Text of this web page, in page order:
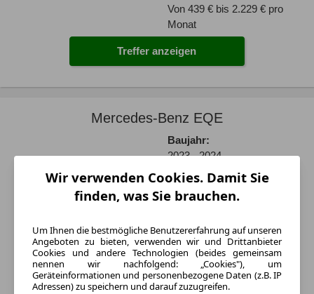
Von 439 € bis 2.229 € pro
Monat
Treffer anzeigen
Mercedes-Benz EQE
Baujahr:
2023 - 2024
Varianten:
Limousine und SUV
Elektro
Listenpreis:
Von 67.187 € bis 162.578 €
Monatliche Rate:
Wir verwenden Cookies. Damit Sie
finden, was Sie brauchen.
Um Ihnen die bestmögliche Benutzererfahrung auf unseren
Angeboten zu bieten, verwenden wir und Drittanbieter
Cookies und andere Technologien (beides gemeinsam
nennen wir nachfolgend: „Cookies"), um
Geräteinformationen und personenbezogene Daten (z.B. IP
Adressen) zu speichern und darauf zuzugreifen.